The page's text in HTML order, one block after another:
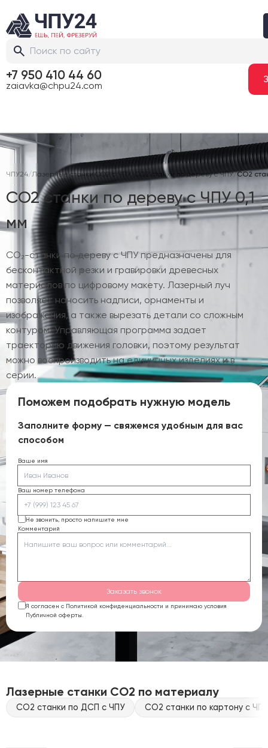
+7 950 410 44 60
zaiavka@chpu24.com
ЧПУ24/Лазерные станки CO2 с ЧПУ CO2 станки по дереву с ЧПУ/CO2
CO2 станки по дереву с ЧПУ 0,1
мм
CO₂-станки по дереву с ЧПУ предназначены для
бесконтактной резки и гравировки древесных
материалов по цифровому макету. Лазерный луч
позволяет наносить надписи, орнаменты и
изображения, а также вырезать детали со сложным
контуром. Управляющая программа задает
траекторию движения головки, поэтому результат
можно воспроизводить на единичных изделиях и в
серии.
Поможем подобрать нужную модель
Заполните форму — свяжемся удобным для вас
способом
Ваше имя
Ваш номер телефона
Не звонить, просто напишите мне
Комментарий
Заказать звонок
Я согласен с Политикой конфиденциальности и принимаю условия
Публичной оферты.
Лазерные станки CO2 по материалу
CO2 станки по ДСП с ЧПУ CO2 станки по картону с ЧПУ